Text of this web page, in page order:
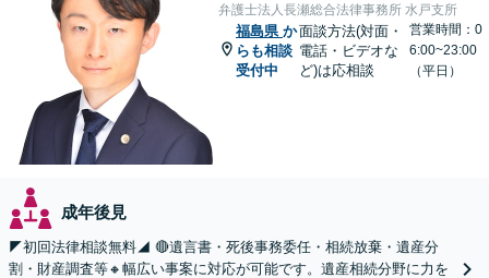
弁護士法人長瀬総合法律事務所 水戸支所
福島県 か
らも相談
受付中
面談方法(対面・
電話・ビデオな
ど)は応相談
営業時間：0
6:00~23:00
（平日）
成年後見
◤初回法律相談無料◢ 🔴遺言書・死後事務委任・相続放棄・遺産分
割・財産調査等🔸幅広い事案に対応が可能です。遺産相続分野に力を